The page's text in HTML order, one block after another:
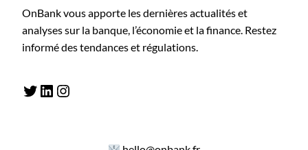
OnBank vous apporte les dernières actualités et
analyses sur la banque, l’économie et la finance. Restez
informé des tendances et régulations.
Twitter LinkedIn Instagram